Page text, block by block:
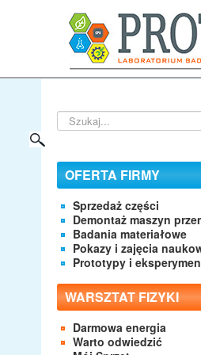
Szukaj...
OFERTA FIRMY
Sprzedaż części
Demontaż maszyn
Badania materiałowe
Pokazy i zajęcia
Prototypy i
WARSZTAT FIZYKI
Darmowa energia
Warto odwiedzić